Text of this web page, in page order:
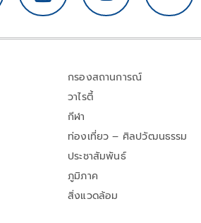
กรองสถานการณ์
วาไรตี้
กีฬา
ท่องเที่ยว – ศิลปวัฒนธรรม
ประชาสัมพันธ์
ภูมิภาค
สิ่งแวดล้อม